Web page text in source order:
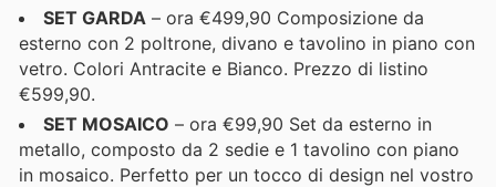
SET GARDA – ora €499,90 Composizione da
esterno con 2 poltrone, divano e tavolino in piano con
vetro. Colori Antracite e Bianco. Prezzo di listino
€599,90.
SET MOSAICO – ora €99,90 Set da esterno in
metallo, composto da 2 sedie e 1 tavolino con piano
in mosaico. Perfetto per un tocco di design nel vostro